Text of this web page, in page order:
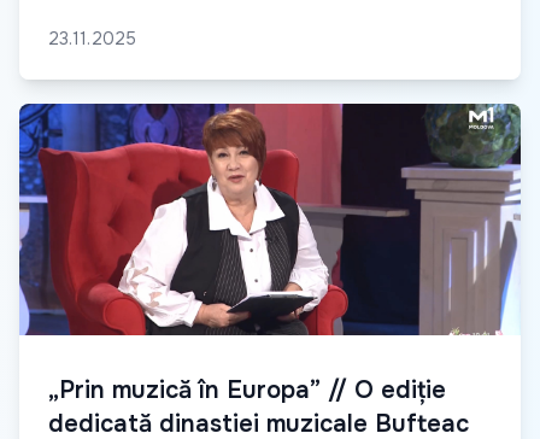
23.11.2025
„Prin muzică în Europa” // O ediție
dedicată dinastiei muzicale Bufteac